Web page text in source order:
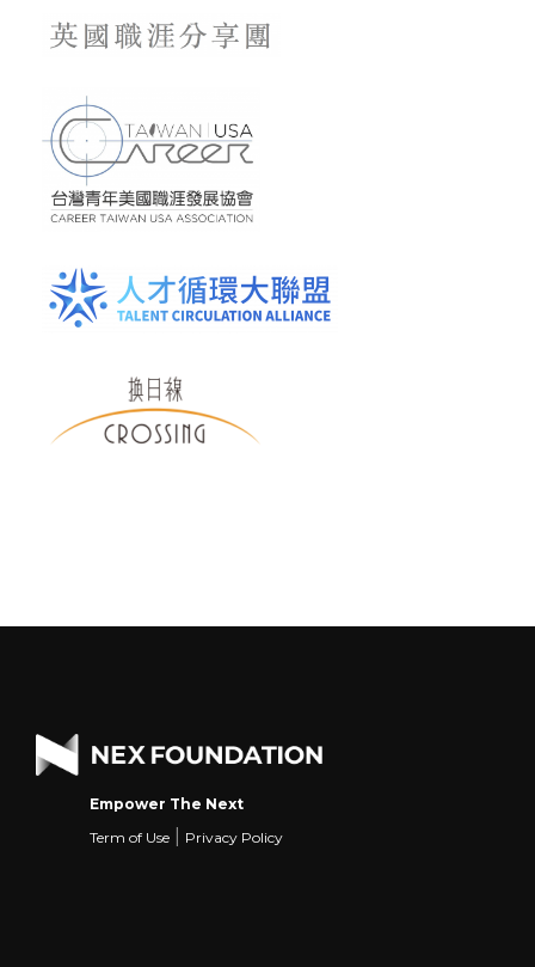
Empower The Next
Term of Use
Privacy Policy